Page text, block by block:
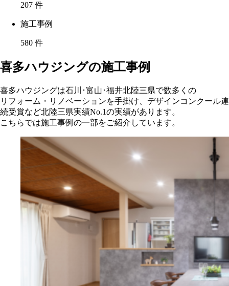
207 件
施工事例
580 件
喜多ハウジングの施工事例
喜多ハウジングは石川･富山･福井北陸三県で数多くの
リフォーム・リノベーションを手掛け、デザインコンクール連
続受賞など北陸三県実績No.1の実績があります。
こちらでは施工事例の一部をご紹介しています。